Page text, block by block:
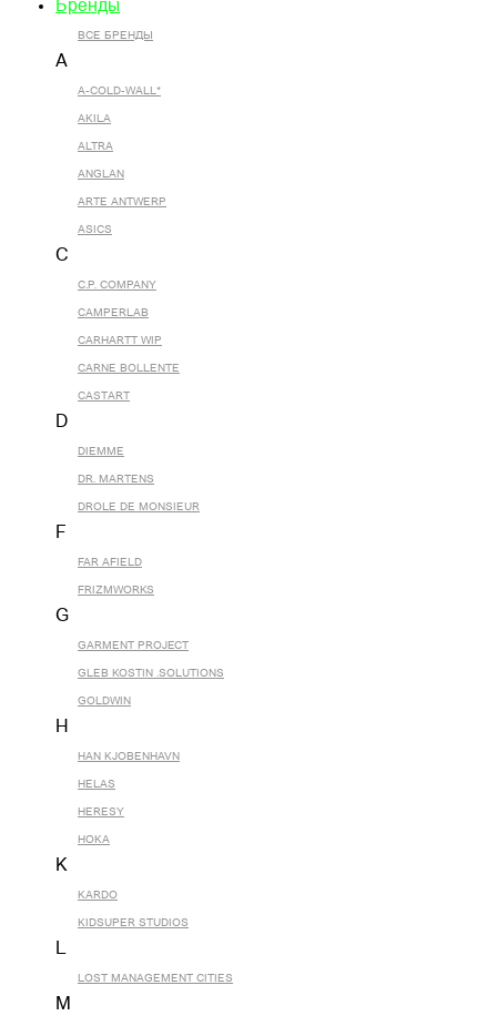
Бренды
ВСЕ БРЕНДЫ
A
A-COLD-WALL*
AKILA
ALTRA
ANGLAN
ARTE ANTWERP
ASICS
C
C.P. COMPANY
CAMPERLAB
CARHARTT WIP
CARNE BOLLENTE
CASTART
D
DIEMME
DR. MARTENS
DROLE DE MONSIEUR
F
FAR AFIELD
FRIZMWORKS
G
GARMENT PROJECT
GLEB KOSTIN .SOLUTIONS
GOLDWIN
H
HAN KJOBENHAVN
HELAS
HERESY
HOKA
K
KARDO
KIDSUPER STUDIOS
L
LOST MANAGEMENT CITIES
M